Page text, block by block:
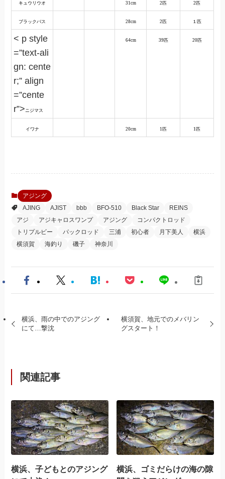
キュウリウオ 31cm 2匹 2匹
ブラックバス 28cm 2匹 １匹
< p style
=”text-ali
gn: cente
r;” align
=”cente
r”>ニジマス
64cm 39匹 20匹
イワナ 20cm 1匹 1匹
アジング
AJING
AJIST bbb BFO-510 Black Star
REINS
アジ
アジキャロスワンプ アジング
コンパクトロッド
トリプルビー
パックロッド 三浦 初心者 月下美人
横浜
横須賀
海釣り 磯子 神奈川
横浜、雨の中でのアジング
にて…撃沈
横須賀、地元でのメバリン
グスタート！
関連記事
横浜、子どもとのアジング
横浜、ゴミだらけの海の隙